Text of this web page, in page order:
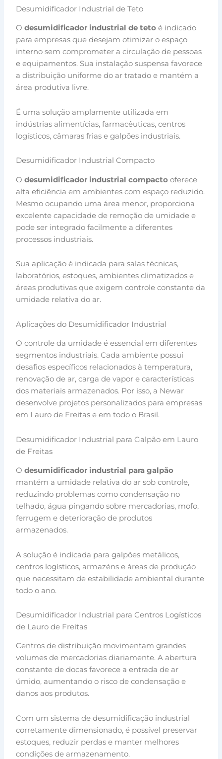
Desumidificador Industrial de Teto
Odesumidificador industrial de teto é indicado
para empresas que desejam otimizar o espaço
interno sem comprometer a circulação de pessoas
e equipamentos. Sua instalação suspensa favorece
a distribuição uniforme do ar tratado e mantém a
área produtiva livre.
É uma solução amplamente utilizada em
indústrias alimentícias, farmacêuticas, centros
logísticos, câmaras frias e galpões industriais.
Desumidificador Industrial Compacto
Odesumidificador industrial compacto oferece
alta eficiência em ambientes com espaço reduzido.
Mesmo ocupando uma área menor, proporciona
excelente capacidade de remoção de umidade e
pode ser integrado facilmente a diferentes
processos industriais.
Sua aplicação é indicada para salas técnicas,
laboratórios, estoques, ambientes climatizados e
áreas produtivas que exigem controle constante da
umidade relativa do ar.
Aplicações do Desumidificador Industrial
O controle da umidade é essencial em diferentes
segmentos industriais. Cada ambiente possui
desafios específicos relacionados à temperatura,
renovação de ar, carga de vapor e características
dos materiais armazenados. Por isso, a Newar
desenvolve projetos personalizados para empresas
em Lauro de Freitas e em todo o Brasil.
Desumidificador Industrial para Galpão em Lauro
de Freitas
Odesumidificador industrial para galpão
mantém a umidade relativa do ar sob controle,
reduzindo problemas como condensação no
telhado, água pingando sobre mercadorias, mofo,
ferrugem e deterioração de produtos
armazenados.
A solução é indicada para galpões metálicos,
centros logísticos, armazéns e áreas de produção
que necessitam de estabilidade ambiental durante
todo o ano.
Desumidificador Industrial para Centros Logísticos
de Lauro de Freitas
Centros de distribuição movimentam grandes
volumes de mercadorias diariamente. A abertura
constante de docas favorece a entrada de ar
úmido, aumentando o risco de condensação e
danos aos produtos.
Com um sistema de desumidificação industrial
corretamente dimensionado, é possível preservar
estoques, reduzir perdas e manter melhores
condições de armazenamento.